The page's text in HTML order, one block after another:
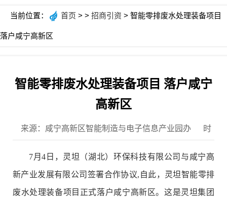
当前位置： 首页 > > 招商引资 > 智能零排废水处理装备项目
落户咸宁高新区
智能零排废水处理装备项目 落户咸宁
高新区
来源：咸宁高新区智能制造与电子信息产业园办 时
7月4日，灵坦（湖北）环保科技有限公司与咸宁高
新产业发展有限公司签署合作协议,自此，灵坦智能零排
废水处理装备项目正式落户咸宁高新区。这是灵坦集团